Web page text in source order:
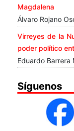
Magdalena
Álvaro Rojano
Virreyes de la
poder político
Eduardo Barrera
Síguenos